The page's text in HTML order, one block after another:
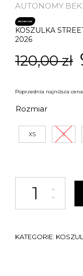
AUTONOMY
PROMOCJA!
KOSZULKA
2026
120,00zł
Poprzednia najniższa
Rozmiar
XS S
ilość KOSZULKA STREET
KATEGORIE: